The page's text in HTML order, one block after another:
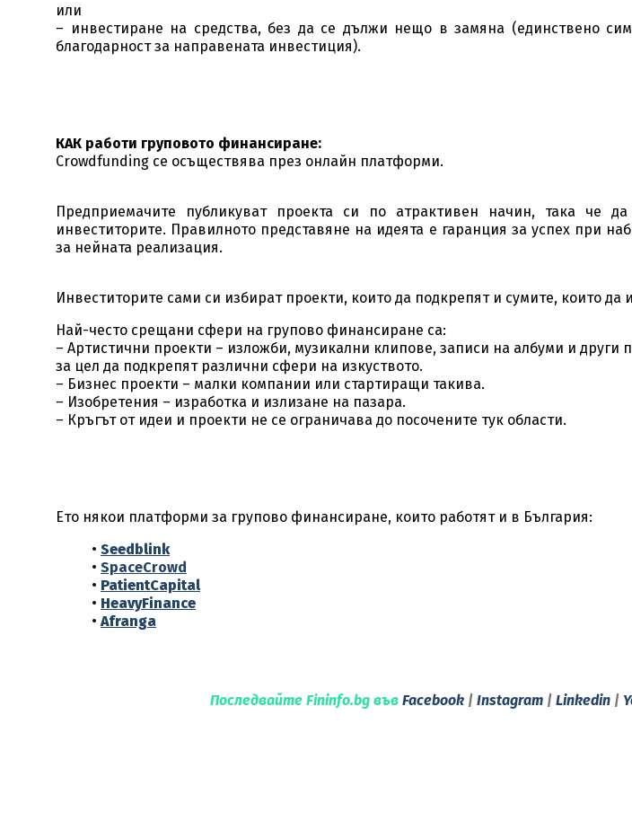
или
– инвестиране на средства, без да се дължи нещо в замяна (единствено
благодарност за направената инвестиция).
КАК работи груповото финансиране:
Crowdfunding се осъществява през онлайн платформи.
Предприемачите публикуват проекта си по атрактивен начин, така че
инвеститорите. Правилното представяне на идеята е гаранция за успех при
за нейната реализация.
Инвеститорите сами си избират проекти, които да подкрепят и сумите, които да
Най-често срещани сфери на групово финансиране са:
– Артистични проекти – изложби, музикални клипове, записи на албуми и други
за цел да подкрепят различни сфери на изкуството.
– Бизнес проекти – малки компании или стартиращи такива.
– Изобретения – изработка и излизане на пазара.
– Кръгът от идеи и проекти не се ограничава до посочените тук области.
Ето някои платформи за групово финансиране, които работят и в България:
• Seedblink
• SpaceCrowd
• PatientCapital
• HeavyFinance
• Afranga
Последвайте Fininfo.bg във Facebook |Instagram |Linkedin |